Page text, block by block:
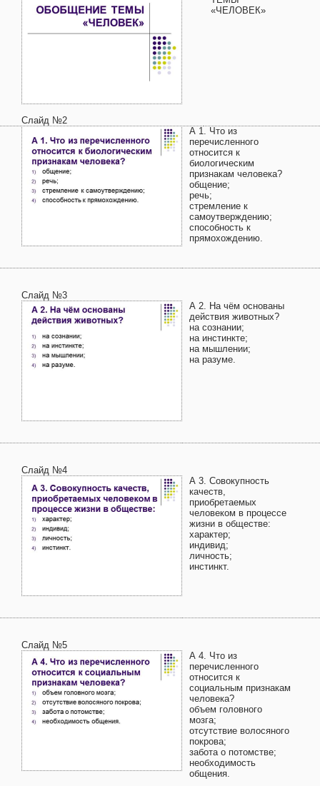
«ЧЕЛОВЕК»
Слайд №2
А 1. Что из
перечисленного
относится к
биологическим
признакам человека?
общение;
речь;
стремление к
самоутверждению;
способность к
прямохождению.
Слайд №3
А 2. На чём основаны
действия животных?
на сознании;
на инстинкте;
на мышлении;
на разуме.
Слайд №4
А 3. Совокупность
качеств,
приобретаемых
человеком в процессе
жизни в обществе:
характер;
индивид;
личность;
инстинкт.
Слайд №5
А 4. Что из
перечисленного
относится к
социальным признакам
человека?
объем головного
мозга;
отсутствие волосяного
покрова;
забота о потомстве;
необходимость
общения.